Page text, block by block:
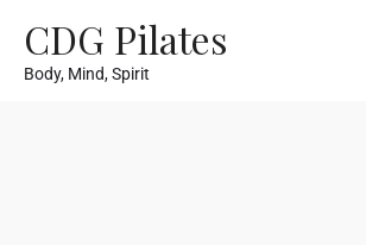
CDG Pilates
Body, Mind, Spirit